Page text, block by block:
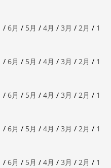
/ 6月 / 5月 / 4月 / 3月 / 2月 / 1
/ 6月 / 5月 / 4月 / 3月 / 2月 / 1
/ 6月 / 5月 / 4月 / 3月 / 2月 / 1
/ 6月 / 5月 / 4月 / 3月 / 2月 / 1
/ 6月 / 5月 / 4月 / 3月 / 2月 / 1